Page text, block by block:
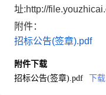
址:http://
附件：
招标公告(签章).pdf
附件下载
招标公告(签章).pdf
下载